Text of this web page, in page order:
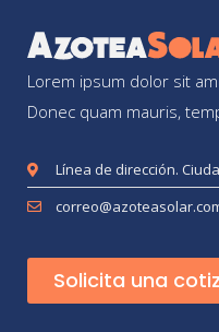
Lorem ipsum dolor sit
Donec quam mauris,
Línea de dirección.
Solicita una